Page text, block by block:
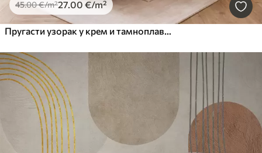
45.00€/m²27.00 €/m²
Пругасти узорак у крем и тамноплавим тоновима